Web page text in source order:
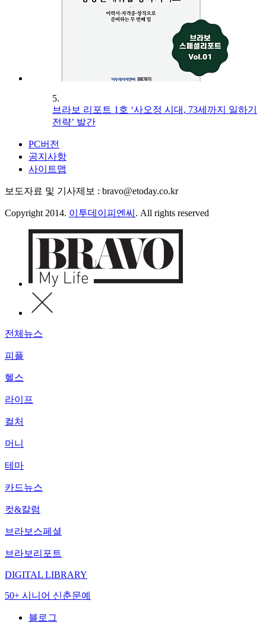
5.
브라보 리포트 1호 ‘사오정 시대, 73세까지 일하기
전략’ 발간
PC버전
공지사항
사이트맵
보도자료 및 기사제보 : bravo@etoday.co.kr
Copyright 2014. 이투데이피엔씨 . All rights reserved
전체뉴스
피플
헬스
라이프
컬처
머니
테마
카드뉴스
컷&칼럼
브라보스페셜
브라보리포트
DIGITAL LIBRARY
50+ 시니어 신춘문예
블로그